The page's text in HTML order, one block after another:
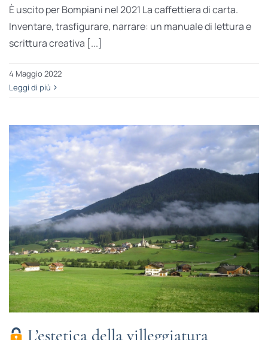
È uscito per Bompiani nel 2021 La caffettiera di carta.
Inventare, trasfigurare, narrare: un manuale di lettura e
scrittura creativa [...]
4 Maggio 2022
Leggi di più
L’estetica della villeggiatura